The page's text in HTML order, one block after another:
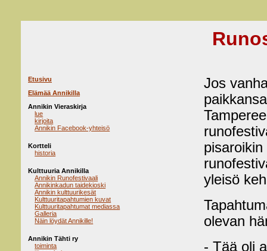
Etusivu
Elämää Annikilla
Annikin Vieraskirja
lue
kirjoita
Annikin Facebook-yhteisö
Kortteli
historia
Kulttuuria Annikilla
Annikin Runofestivaali
Annikinkadun taidekioski
Annikin kulttuurikesät
Kulttuuritapahtumien kuvat
Kulttuuritapahtumat mediassa
Galleria
Näin löydät Annikille!
Annikin Tähti ry
toiminta
Jos
yleisö
olevan
- Tää oli